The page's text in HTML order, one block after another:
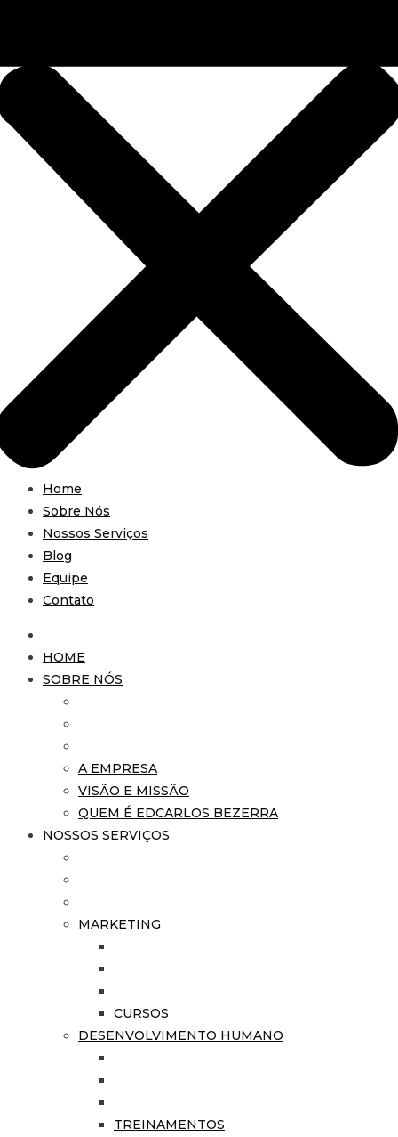
Home
Sobre Nós
Nossos Serviços
Blog
Equipe
Contato
HOME
SOBRE NÓS
A EMPRESA
VISÃO E MISSÃO
QUEM É EDCARLOS BEZERRA
NOSSOS SERVIÇOS
MARKETING
CURSOS
DESENVOLVIMENTO HUMANO
TREINAMENTOS